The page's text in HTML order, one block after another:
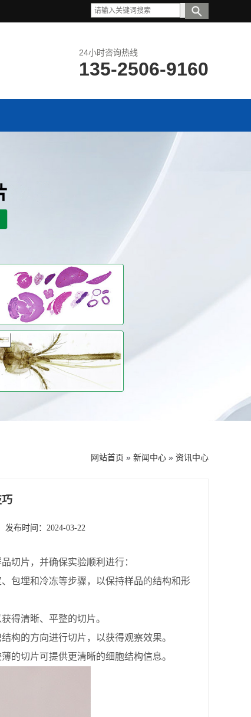
24小时咨询热线
135-2506-9160
网站首页 » 新闻中心 » 资讯中心
发布时间：2024-03-22
片，并确保实验顺利进行：
包埋和冷冻等步骤，以保持样品的结构和形
得清晰、平整的切片。
的方向进行切片，以获得观察效果。
切片可提供更清晰的细胞结构信息。